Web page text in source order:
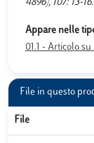
4896), 107: 13-
Appare nelle
01.1 - Articolo
File in questo
File